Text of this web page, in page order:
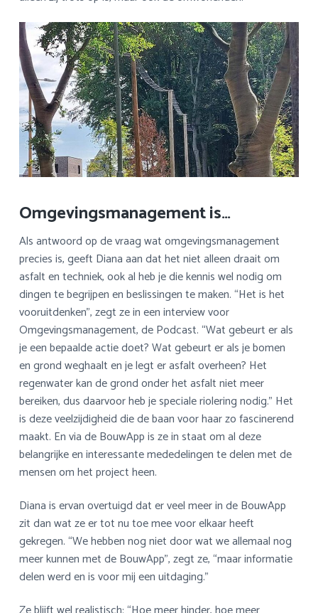
Omgevingsmanagement is…
Als antwoord op de vraag wat omgevingsmanagement
precies is, geeft Diana aan dat het niet alleen draait om
asfalt en techniek, ook al heb je die kennis wel nodig om
dingen te begrijpen en beslissingen te maken. “Het is het
vooruitdenken”, zegt ze in een interview voor
Omgevingsmanagement, de Podcast. “Wat gebeurt er als
je een bepaalde actie doet? Wat gebeurt er als je bomen
en grond weghaalt en je legt er asfalt overheen? Het
regenwater kan de grond onder het asfalt niet meer
bereiken, dus daarvoor heb je speciale riolering nodig.” Het
is deze veelzijdigheid die de baan voor haar zo fascinerend
maakt. En via de BouwApp is ze in staat om al deze
belangrijke en interessante mededelingen te delen met de
mensen om het project heen.
Diana is ervan overtuigd dat er veel meer in de BouwApp
zit dan wat ze er tot nu toe mee voor elkaar heeft
gekregen. “We hebben nog niet door wat we allemaal nog
meer kunnen met de BouwApp”, zegt ze, “maar informatie
delen werd en is voor mij een uitdaging.”